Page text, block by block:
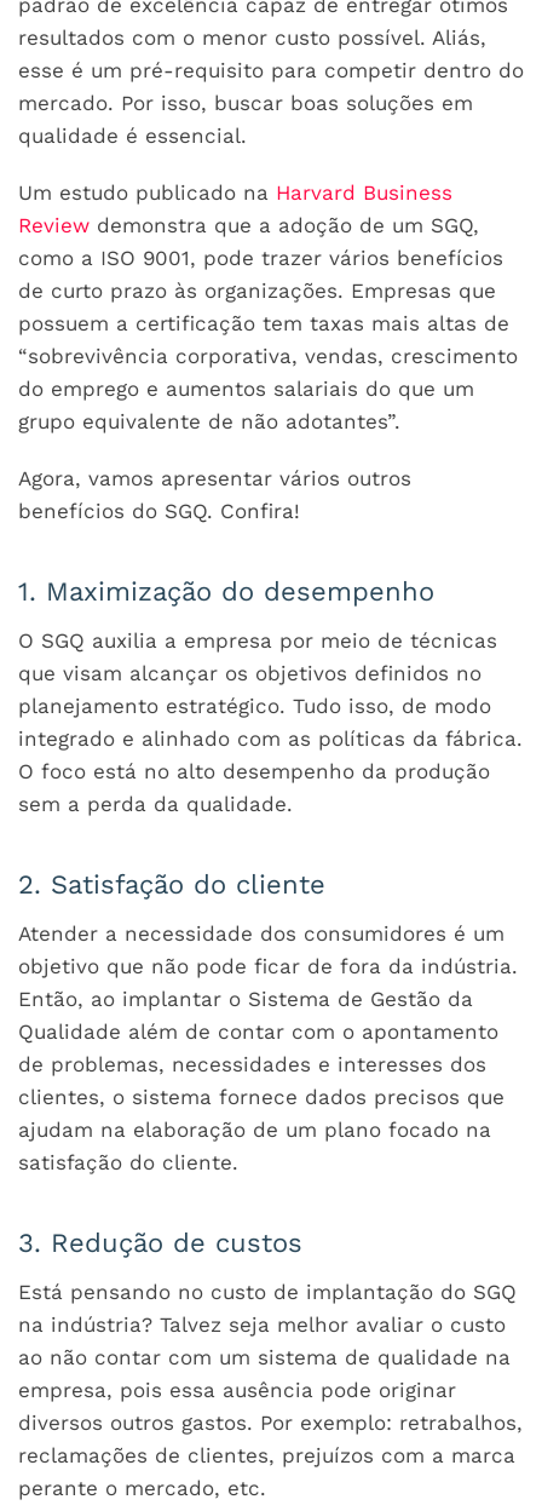
padrão de excelência capaz de entregar ótimos
resultados com o menor custo possível. Aliás,
esse é um pré-requisito para competir dentro do
mercado. Por isso, buscar boas soluções em
qualidade é essencial.
Um estudo publicado na Harvard Business
Review demonstra que a adoção de um SGQ,
como a ISO 9001, pode trazer vários benefícios
de curto prazo às organizações. Empresas que
possuem a certificação tem taxas mais altas de
“sobrevivência corporativa, vendas, crescimento
do emprego e aumentos salariais do que um
grupo equivalente de não adotantes”.
Agora, vamos apresentar vários outros
benefícios do SGQ. Confira!
1. Maximização do desempenho
O SGQ auxilia a empresa por meio de técnicas
que visam alcançar os objetivos definidos no
planejamento estratégico. Tudo isso, de modo
integrado e alinhado com as políticas da fábrica.
O foco está no alto desempenho da produção
sem a perda da qualidade.
2. Satisfação do cliente
Atender a necessidade dos consumidores é um
objetivo que não pode ficar de fora da indústria.
Então, ao implantar o Sistema de Gestão da
Qualidade além de contar com o apontamento
de problemas, necessidades e interesses dos
clientes, o sistema fornece dados precisos que
ajudam na elaboração de um plano focado na
satisfação do cliente.
3. Redução de custos
Está pensando no custo de implantação do SGQ
na indústria? Talvez seja melhor avaliar o custo
ao não contar com um sistema de qualidade na
empresa, pois essa ausência pode originar
diversos outros gastos. Por exemplo: retrabalhos,
reclamações de clientes, prejuízos com a marca
perante o mercado, etc.